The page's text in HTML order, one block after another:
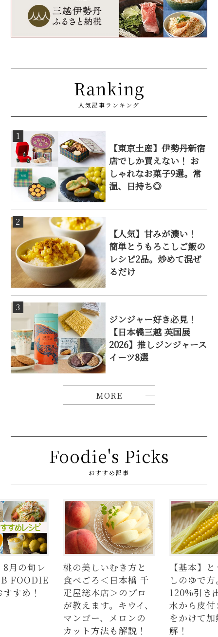
Ranking
人気記事ランキング
1
【東京土産】伊勢丹新宿
店でしか買えない！ お
しゃれなお菓子9選。常
温、日持ち◎
2
【人気】甘みが濃い！
簡単とうもろこしご飯の
レシピ2品。炒めて混ぜ
るだけ
3
ジンジャー好き必見！
【日本橋三越 英国展
2026】推しジンジャース
イーツ8選
Foodie's Picks
おすすめ記事
美しいむき方と
ごろ＜日本橋 千
総本店＞のプロ
えます。キウイ、
ゴー、メロンの
ト方法も解説！
【基本】とうもろこ
しのゆで方。甘さを
120%引き出すには、
水から皮付き＆時間
をかけて加熱が正
解！
【
の
ラ
麺
つ